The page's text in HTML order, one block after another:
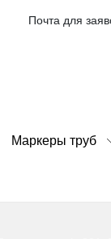
Почта для
Маркеры труб